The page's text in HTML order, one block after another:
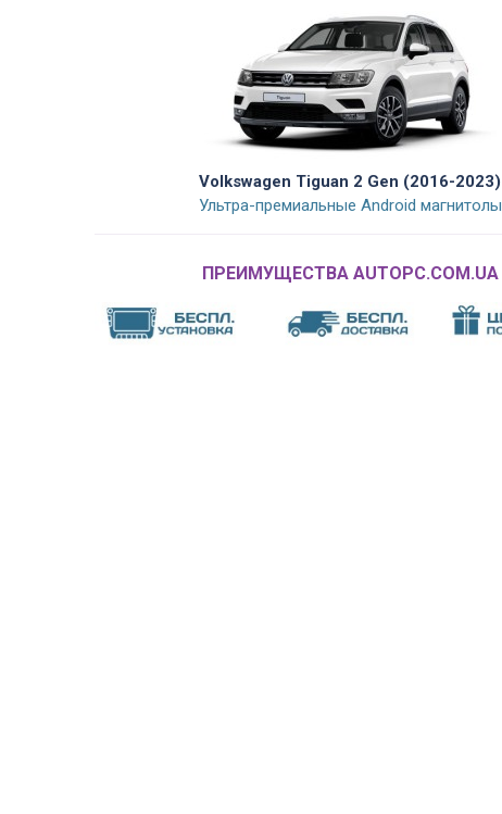
Volkswagen Tiguan 2 Gen (2016-2023)
Ультра-премиальные Android магнитолы
ПРЕИМУЩЕСТВА AUTOPC.COM.UA